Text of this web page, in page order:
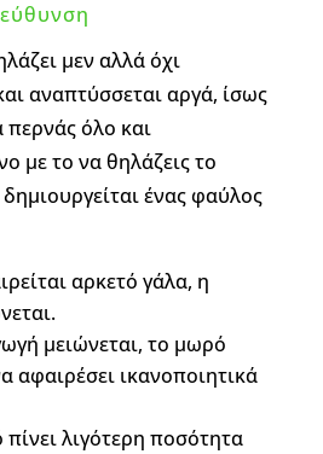
μεν αλλά όχι
αναπτύσσεται αργά, ίσως
περνάς όλο και
με το να θηλάζεις το
ένας φαύλος
αρκετό γάλα, η
μειώνεται, το μωρό
αφαιρέσει ικανοποιητικά
λιγότερη ποσότητα